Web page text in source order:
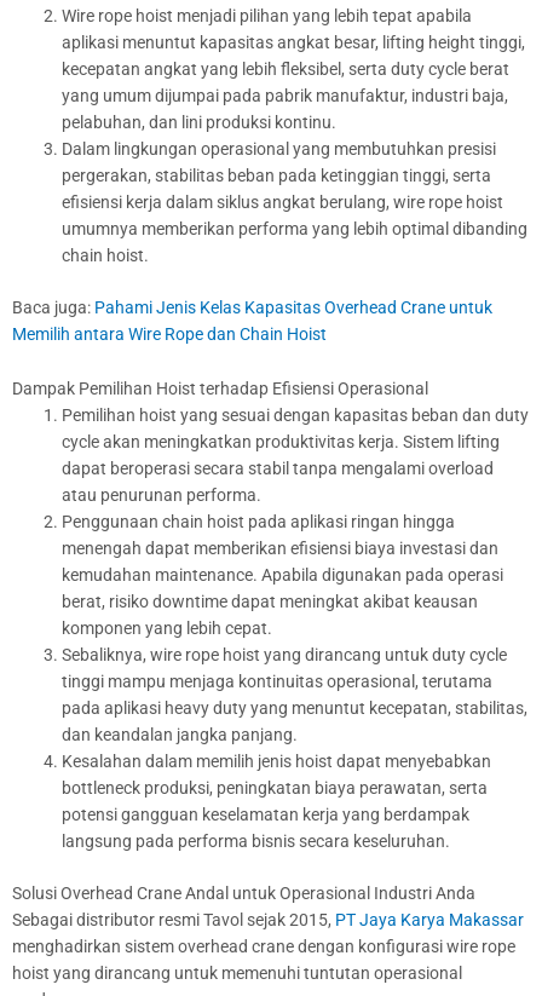
Wire rope hoist menjadi pilihan yang lebih tepat apabila
aplikasi menuntut kapasitas angkat besar, lifting height tinggi,
kecepatan angkat yang lebih fleksibel, serta duty cycle berat
yang umum dijumpai pada pabrik manufaktur, industri baja,
pelabuhan, dan lini produksi kontinu.
Dalam lingkungan operasional yang membutuhkan presisi
pergerakan, stabilitas beban pada ketinggian tinggi, serta
efisiensi kerja dalam siklus angkat berulang, wire rope hoist
umumnya memberikan performa yang lebih optimal dibanding
chain hoist.
Baca juga: Pahami Jenis Kelas Kapasitas Overhead Crane untuk
Memilih antara Wire Rope dan Chain Hoist
Dampak Pemilihan Hoist terhadap Efisiensi Operasional
Pemilihan hoist yang sesuai dengan kapasitas beban dan duty
cycle akan meningkatkan produktivitas kerja. Sistem lifting
dapat beroperasi secara stabil tanpa mengalami overload
atau penurunan performa.
Penggunaan chain hoist pada aplikasi ringan hingga
menengah dapat memberikan efisiensi biaya investasi dan
kemudahan maintenance. Apabila digunakan pada operasi
berat, risiko downtime dapat meningkat akibat keausan
komponen yang lebih cepat.
Sebaliknya, wire rope hoist yang dirancang untuk duty cycle
tinggi mampu menjaga kontinuitas operasional, terutama
pada aplikasi heavy duty yang menuntut kecepatan, stabilitas,
dan keandalan jangka panjang.
Kesalahan dalam memilih jenis hoist dapat menyebabkan
bottleneck produksi, peningkatan biaya perawatan, serta
potensi gangguan keselamatan kerja yang berdampak
langsung pada performa bisnis secara keseluruhan.
Solusi Overhead Crane Andal untuk Operasional Industri Anda
Sebagai distributor resmi Tavol sejak 2015, PT Jaya Karya Makassar
menghadirkan sistem overhead crane dengan konfigurasi wire rope
hoist yang dirancang untuk memenuhi tuntutan operasional